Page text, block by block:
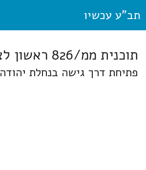
תב"ע עכשיו
תוכנית ממ/826 ראשון לציון
פתיחת דרך גישה בנחלת יהודה